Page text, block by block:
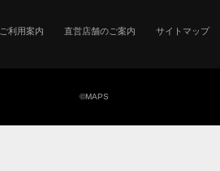
ご利用案内 直営店舗のご案内 サイトマップ
©MAPS